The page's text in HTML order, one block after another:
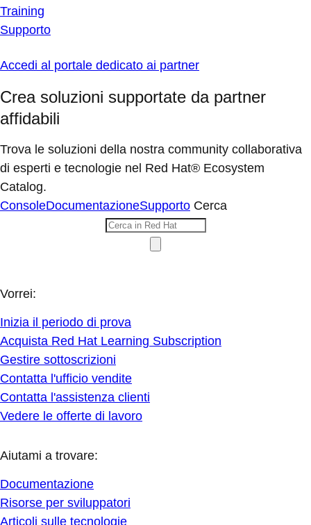
Training
Supporto
Accedi al portale dedicato ai partner
Crea soluzioni supportate da partner
affidabili
Trova le soluzioni della nostra community collaborativa
di esperti e tecnologie nel Red Hat® Ecosystem
Catalog.
ConsoleDocumentazioneSupporto Cerca
Vorrei:
Inizia il periodo di prova
Acquista Red Hat Learning Subscription
Gestire sottoscrizioni
Contatta l'ufficio vendite
Contatta l'assistenza clienti
Vedere le offerte di lavoro
Aiutami a trovare:
Documentazione
Risorse per sviluppatori
Articoli sulle tecnologie